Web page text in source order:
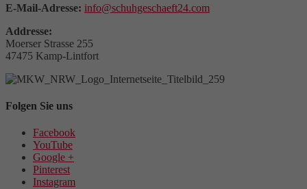
E-Mail-Adresse: info@schuhgeschaeft24.com
Addresse:
Moerser Strasse 255
47475 Kamp-Lintfort
Folgen Sie uns
Facebook
YouTube
Google +
Pinterest
Instagram